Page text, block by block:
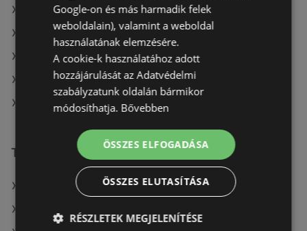
dm itt: Balatonföldvári
dm itt: Kaposvári
dm itt: Szombathelyi
dm itt: Nagykállói
dm itt: Tiszaújvárosi
További linkek
A(z) dm ajánlatai
A(z) Alma Gyógyszertárak ajánlatai
Google-on és más harmadik felek
weboldalain), valamint a weboldal
használatának elemzésére.
A cookie-k használatához adott
hozzájárulását az Adatvédelmi
szabályzatunk oldalán bármikor
módosíthatja. Bővebben
ÖSSZES ELFOGADÁSA
ÖSSZES ELUTASÍTÁSA
RÉSZLETEK MEGJELENÍTÉSE